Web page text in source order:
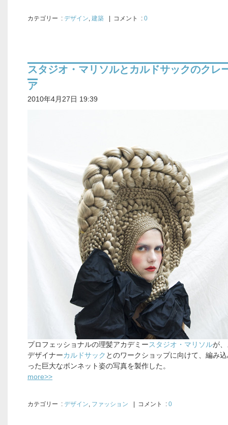
カテゴリー : デザイン, 建築 | コメント : 0
スタジオ・マリソルとカルドサックのクレ
ア
2010年4月27日 19:39
プロフェッショナルの理髪アカデミースタジオ・マリソルが
デザイナーカルドサック とのワークショップに向けて、編み
った巨大なボンネット姿の写真を製作した。
more>>
カテゴリー : デザイン, ファッション | コメント : 0